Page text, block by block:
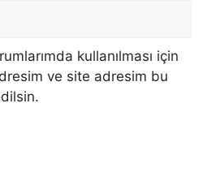
kullanılması için
ve site adresim bu